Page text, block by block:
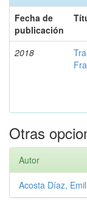
Fecha de
publicación
2018
Otras
Autor
Acosta Díaz,